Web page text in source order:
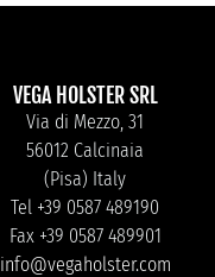
VEGA HOLSTER SRL
Via di Mezzo, 31
56012 Calcinaia
(Pisa) Italy
Tel +39 0587 489190
Fax +39 0587 489901
info@vegaholster.com